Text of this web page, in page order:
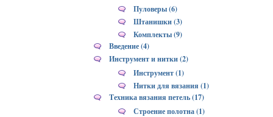
Пуловеры (6)
Штанишки (3)
Комплекты (9)
Введение (4)
Инструмент и нитки (2)
Инструмент (1)
Нитки для вязания (1)
Техника вязания петель (17)
Строение полотна (1)